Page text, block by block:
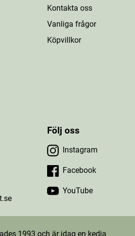
Kontakta oss
Vanliga frågor
Köpvillkor
Följ oss
Instagram
Facebook
YouTube
1993 och är idag en kedja